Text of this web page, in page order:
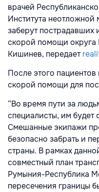
врачей
Института
заберут пострадавших
скорой помощи округа
Кишинев, передает
После этого
скорой помощи для
“Во время пути за
специалисты, им будет
Смешанные экипажи
безопасно забрать и
страны. В рамках
совместный план
Румыния-Республика
пересечения границы